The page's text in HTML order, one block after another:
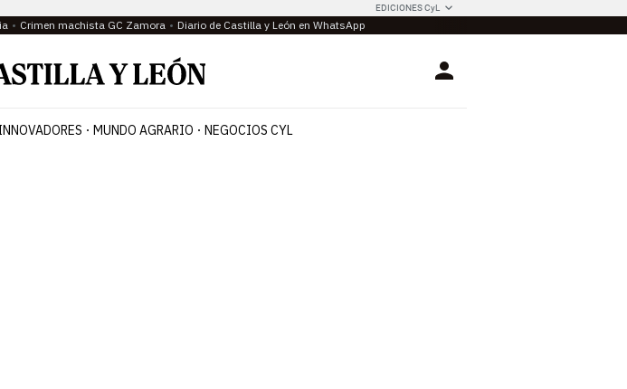
EDICIONES CyL
Crimen machista GC Zamora Diario de Castilla y León en WhatsApp
Login
MUNDO AGRARIO NEGOCIOS CYL